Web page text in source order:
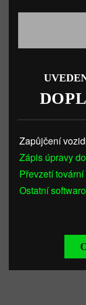
Zapůjčení
Zápis úpravy
Převzetí
Ostatní